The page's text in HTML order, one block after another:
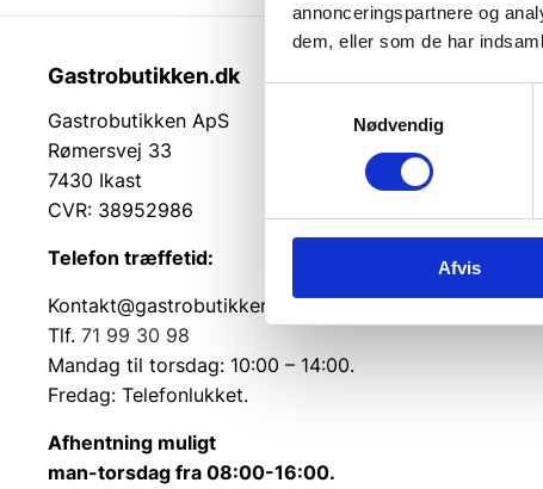
annonceringspartnere og
dem, eller som de har
Nødvendig
Afvis
Gastrobutikken.dk
Gastrobutikken ApS
Rømersvej 33
7430 Ikast
CVR: 38952986
Telefon træffetid:
Kontakt@gastrobutikken.dk
Tlf. 71 99 30 98
Mandag til torsdag: 10:00 – 14:00.
Fredag: Telefonlukket.
Afhentning muligt
man-torsdag fra 08:00-16:00.
Levering
Cookie info